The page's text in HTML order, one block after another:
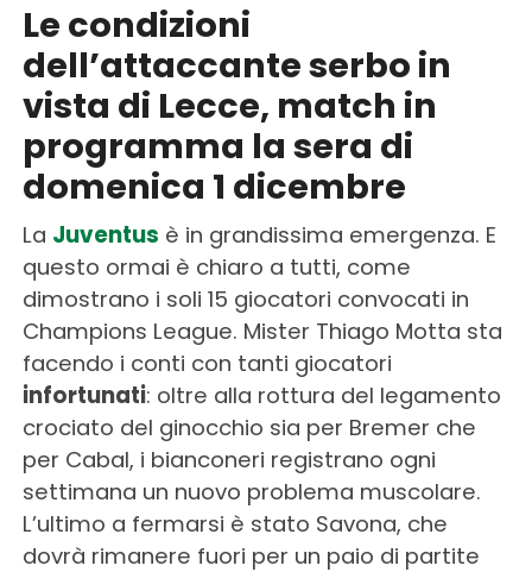
Le condizioni
dell’attaccante serbo in
vista di Lecce, match in
programma la sera di
domenica 1 dicembre
La Juventus è in grandissima emergenza. E
questo ormai è chiaro a tutti, come
dimostrano i soli 15 giocatori convocati in
Champions League. Mister Thiago Motta sta
facendo i conti con tanti giocatori
infortunati: oltre alla rottura del legamento
crociato del ginocchio sia per Bremer che
per Cabal, i bianconeri registrano ogni
settimana un nuovo problema muscolare.
L’ultimo a fermarsi è stato Savona, che
dovrà rimanere fuori per un paio di partite